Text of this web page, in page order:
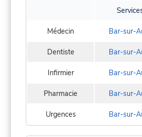
Médecin Bar-sur-
Dentiste Bar-sur-
Infirmier Bar-sur-
Pharmacie Bar-sur-
Urgences Bar-sur-